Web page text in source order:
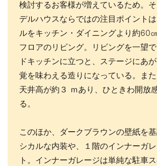
検討するお客様が増えているため。
デルハウスならではの注目ポイント
ルをキッチン・ダイニングより約60
フロアのリビング。リビングを一望
ドキッチンに立つと、ステージにあ
覚を味わえる造りになっている。ま
天井高が約３ ｍあり、ひときわ開放
る。
このほか、ダークブラウンの壁紙を
シカルな内装や、１階のインナーガ
ト。インナーガレージは単純な駐車